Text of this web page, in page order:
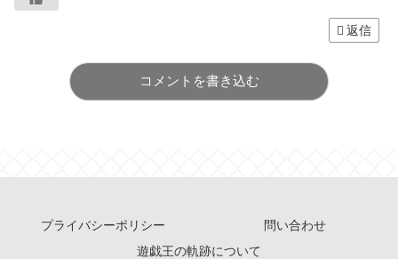
返信
コメントを書き込む
プライバシーポリシー
問い合わせ
遊戯王の軌跡について